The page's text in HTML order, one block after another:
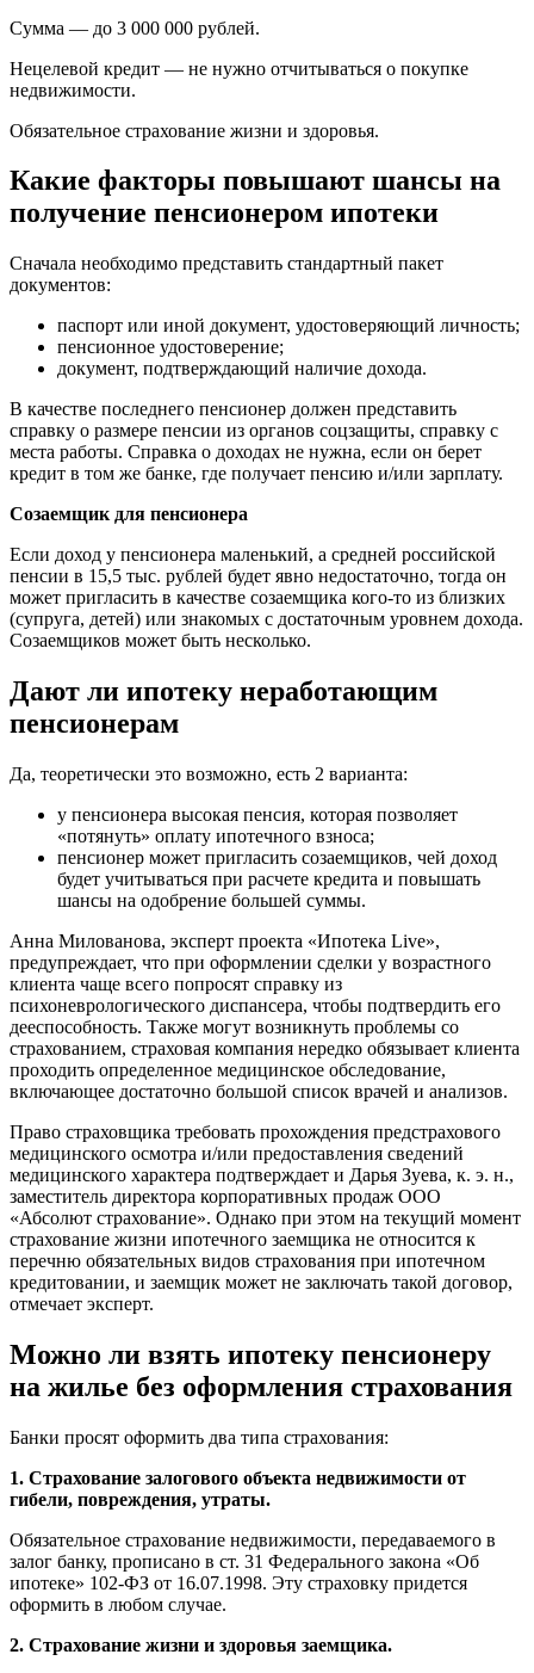
Сумма — до 3 000 000 рублей.
Нецелевой кредит — не нужно отчитываться о покупке
недвижимости.
Обязательное страхование жизни и здоровья.
Какие факторы повышают шансы на
получение пенсионером ипотеки
Сначала необходимо представить стандартный пакет
документов:
паспорт или иной документ, удостоверяющий личность;
пенсионное удостоверение;
документ, подтверждающий наличие дохода.
В качестве последнего пенсионер должен представить
справку о размере пенсии из органов соцзащиты, справку с
места работы. Справка о доходах не нужна, если он берет
кредит в том же банке, где получает пенсию и/или зарплату.
Созаемщик для пенсионера
Если доход у пенсионера маленький, а средней российской
пенсии в 15,5 тыс. рублей будет явно недостаточно, тогда он
может пригласить в качестве созаемщика кого-то из близких
(супруга, детей) или знакомых с достаточным уровнем дохода.
Созаемщиков может быть несколько.
Дают ли ипотеку неработающим
пенсионерам
Да, теоретически это возможно, есть 2 варианта:
у пенсионера высокая пенсия, которая позволяет
«потянуть» оплату ипотечного взноса;
пенсионер может пригласить созаемщиков, чей доход
будет учитываться при расчете кредита и повышать
шансы на одобрение большей суммы.
Анна Милованова, эксперт проекта «Ипотека Live»,
предупреждает, что при оформлении сделки у возрастного
клиента чаще всего попросят справку из
психоневрологического диспансера, чтобы подтвердить его
дееспособность. Также могут возникнуть проблемы со
страхованием, страховая компания нередко обязывает клиента
проходить определенное медицинское обследование,
включающее достаточно большой список врачей и анализов.
Право страховщика требовать прохождения предстрахового
медицинского осмотра и/или предоставления сведений
медицинского характера подтверждает и Дарья Зуева, к. э. н.,
заместитель директора корпоративных продаж ООО
«Абсолют страхование». Однако при этом на текущий момент
страхование жизни ипотечного заемщика не относится к
перечню обязательных видов страхования при ипотечном
кредитовании, и заемщик может не заключать такой договор,
отмечает эксперт.
Можно ли взять ипотеку пенсионеру
на жилье без оформления страхования
Банки просят оформить два типа страхования:
1. Страхование залогового объекта недвижимости от
гибели, повреждения, утраты.
Обязательное страхование недвижимости, передаваемого в
залог банку, прописано в ст. 31 Федерального закона «Об
ипотеке» 102-ФЗ от 16.07.1998. Эту страховку придется
оформить в любом случае.
2. Страхование жизни и здоровья заемщика.